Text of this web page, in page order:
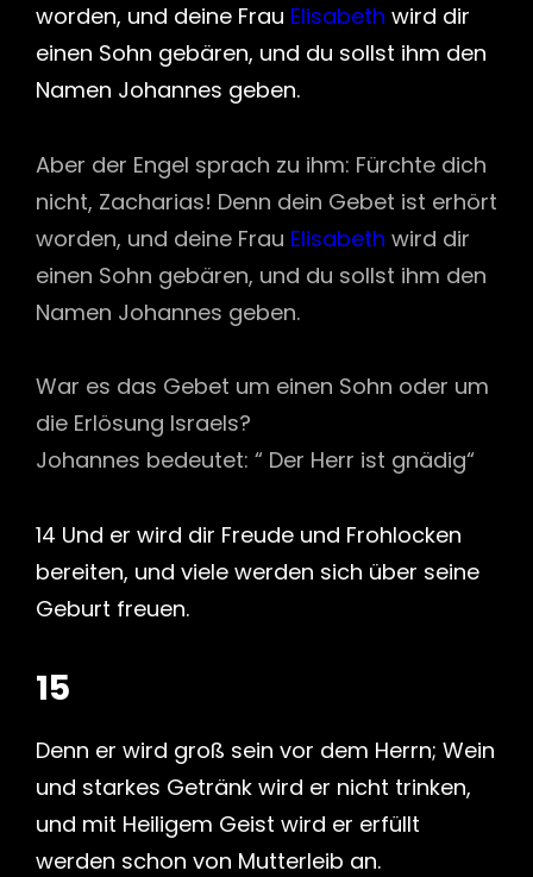
worden, und deine Frau Elisabeth wird dir
einen Sohn gebären, und du sollst ihm den
Namen Johannes geben.
Aber der Engel sprach zu ihm: Fürchte dich
nicht, Zacharias! Denn dein Gebet ist erhört
worden, und deine Frau Elisabeth wird dir
einen Sohn gebären, und du sollst ihm den
Namen Johannes geben.
War es das Gebet um einen Sohn oder um
die Erlösung Israels?
Johannes bedeutet: “ Der Herr ist gnädig“
14 Und er wird dir Freude und Frohlocken
bereiten, und viele werden sich über seine
Geburt freuen.
15
Denn er wird groß sein vor dem Herrn; Wein
und starkes Getränk wird er nicht trinken,
und mit Heiligem Geist wird er erfüllt
werden schon von Mutterleib an.